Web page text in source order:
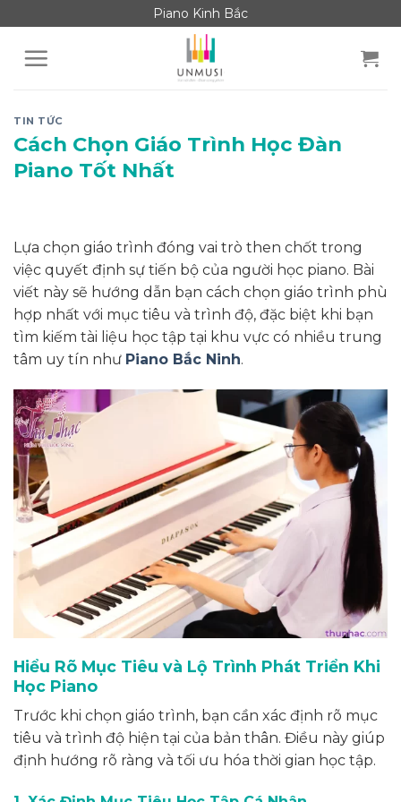
to
content
Piano Kinh Bắc
TIN TỨC
Cách Chọn Giáo Trình Học Đàn
Piano Tốt Nhất
Lựa chọn giáo trình đóng vai trò then chốt trong
việc quyết định sự tiến bộ của người học piano. Bài
viết này sẽ hướng dẫn bạn cách chọn giáo trình phù
hợp nhất với mục tiêu và trình độ, đặc biệt khi bạn
tìm kiếm tài liệu học tập tại khu vực có nhiều trung
tâm uy tín như Piano Bắc Ninh.
Hiểu Rõ Mục Tiêu và Lộ Trình Phát Triển Khi
Học Piano
Trước khi chọn giáo trình, bạn cần xác định rõ mục
tiêu và trình độ hiện tại của bản thân. Điều này giúp
định hướng rõ ràng và tối ưu hóa thời gian học tập.